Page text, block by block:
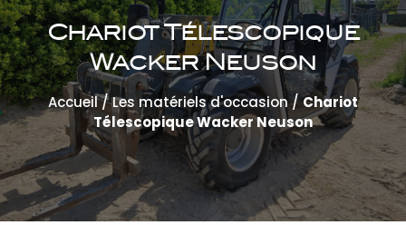
Chariot Télescopique
Wacker Neuson
Accueil/Les matériels d'occasion/Chariot
Télescopique Wacker Neuson